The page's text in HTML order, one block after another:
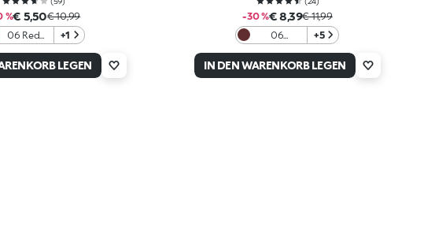
%€ 5,50€ 10,99
06 Red
Obsession
+1
LEGEN
-30 %€ 8,39€ 11,99
06
Blackberry
Velvet
+5
IN DEN WARENKORB LEGEN